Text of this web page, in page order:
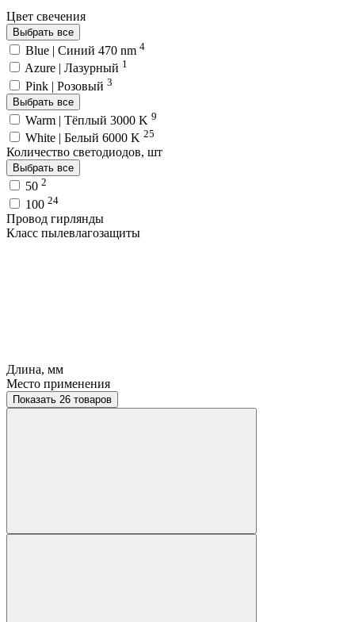
Цвет свечения
Выбрать все
Blue | Синий 470 nm 4
Azure | Лазурный 1
Pink | Розовый 3
Выбрать все
Warm | Тёплый 3000 K 9
White | Белый 6000 K 25
Количество светодиодов, шт
Выбрать все
50 2
100 24
Провод гирлянды
Класс пылевлагозащиты
Длина, мм
Место применения
Показать 26 товаров